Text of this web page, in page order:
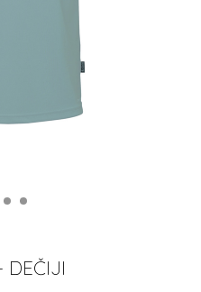
3 4
DEČIJI